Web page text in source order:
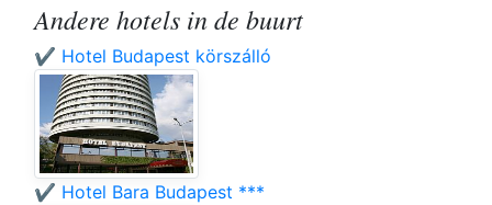
Andere hotels in de buurt
✔️ Hotel Budapest körszálló
✔️ Hotel Bara Budapest ***